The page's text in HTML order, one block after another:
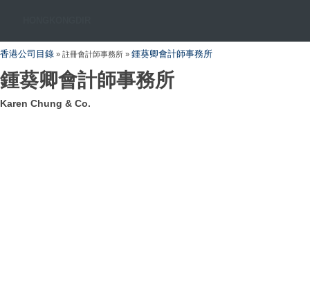
香港公司目錄 » 註冊會計師事務所 » 鍾葵卿會計師事務所
鍾葵卿會計師事務所
Karen Chung & Co.